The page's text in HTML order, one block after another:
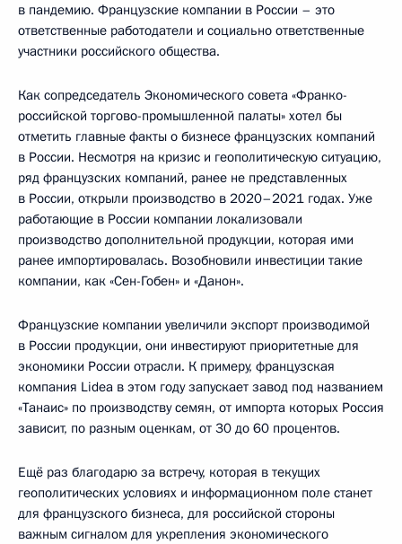
в пандемию. Французские компании в России – это
ответственные работодатели и социально ответственные
участники российского общества.
Как сопредседатель Экономического совета «Франко-
российской торгово-промышленной палаты» хотел бы
отметить главные факты о бизнесе французских компаний
в России. Несмотря на кризис и геополитическую ситуацию,
ряд французских компаний, ранее не представленных
в России, открыли производство в 2020–2021 годах. Уже
работающие в России компании локализовали
производство дополнительной продукции, которая ими
ранее импортировалась. Возобновили инвестиции такие
компании, как «Сен-Гобен» и «Данон».
Французские компании увеличили экспорт производимой
в России продукции, они инвестируют приоритетные для
экономики России отрасли. К примеру, французская
компания Lidea в этом году запускает завод под названием
«Танаис» по производству семян, от импорта которых Россия
зависит, по разным оценкам, от 30 до 60 процентов.
Ещё раз благодарю за встречу, которая в текущих
геополитических условиях и информационном поле станет
для французского бизнеса, для российской стороны
важным сигналом для укрепления экономического